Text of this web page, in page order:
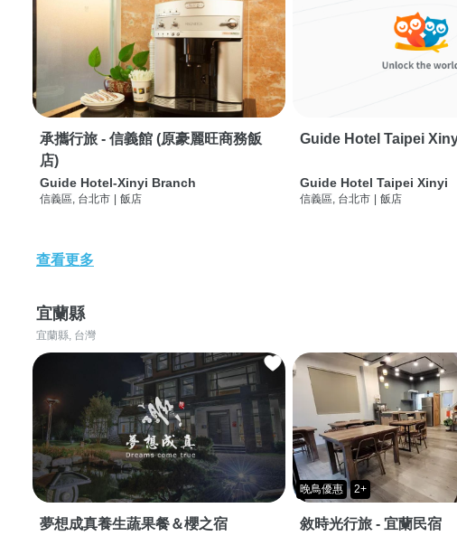
承攜行旅 - 信義館 (原豪麗旺商務飯
店)
Guide Hotel-Xinyi Branch
信義區, 台北市 | 飯店
Guide Hotel Taipei
Guide Hotel Taipei Xinyi
信義區, 台北市 | 飯店
查看更多
宜蘭縣
宜蘭縣, 台灣
夢想成真養生蔬果餐＆櫻之宿
晚鳥優惠 2+
敘時光行旅 - 宜蘭民宿